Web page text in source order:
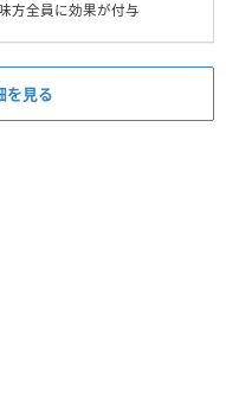
方全員に効果が付与
を見る